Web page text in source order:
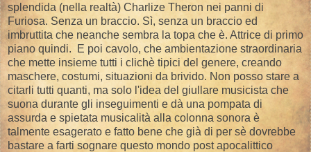
splendida (nella realtà) Charlize Theron nei panni di
Furiosa. Senza un braccio. Sì, senza un braccio ed
imbruttita che neanche sembra la topa che è. Attrice di primo
piano quindi. E poi cavolo, che ambientazione straordinaria
che mette insieme tutti i clichè tipici del genere, creando
maschere, costumi, situazioni da brivido. Non posso stare a
citarli tutti quanti, ma solo l'idea del giullare musicista che
suona durante gli inseguimenti e dà una pompata di
assurda e spietata musicalità alla colonna sonora è
talmente esagerato e fatto bene che già di per sè dovrebbe
bastare a farti sognare questo mondo post apocalittico